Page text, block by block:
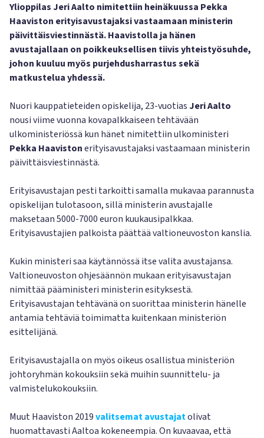
Ylioppilas Jeri Aalto nimitettiin heinäkuussa Pekka
Haaviston erityisavustajaksi vastaamaan ministerin
päivittäisviestinnästä. Haavistolla ja hänen
avustajallaan on poikkeuksellisen tiivis yhteistyösuhde,
johon kuuluu myös purjehdusharrastus sekä
matkustelua yhdessä.
Nuori kauppatieteiden opiskelija, 23-vuotias Jeri Aalto
nousi viime vuonna kovapalkkaiseen tehtävään
ulkoministeriössä kun hänet nimitettiin ulkoministeri
Pekka Haavistonerityisavustajaksi vastaamaan ministerin
päivittäisviestinnästä.
Erityisavustajan pesti tarkoitti samalla mukavaa parannusta
opiskelijan tulotasoon, sillä ministerin avustajalle
maksetaan 5000-7000 euron kuukausipalkkaa.
Erityisavustajien palkoista päättää valtioneuvoston kanslia.
Kukin ministeri saa käytännössä itse valita avustajansa.
Valtioneuvoston ohjesäännön mukaan erityisavustajan
nimittää pääministeri ministerin esityksestä.
Erityisavustajan tehtävänä on suorittaa ministerin hänelle
antamia tehtäviä toimimatta kuitenkaan ministeriön
esittelijänä.
Erityisavustajalla on myös oikeus osallistua ministeriön
johtoryhmän kokouksiin sekä muihin suunnittelu- ja
valmistelukokouksiin.
Muut Haaviston 2019valitsemat avustajatolivat
huomattavasti Aaltoa kokeneempia. On kuvaavaa, että